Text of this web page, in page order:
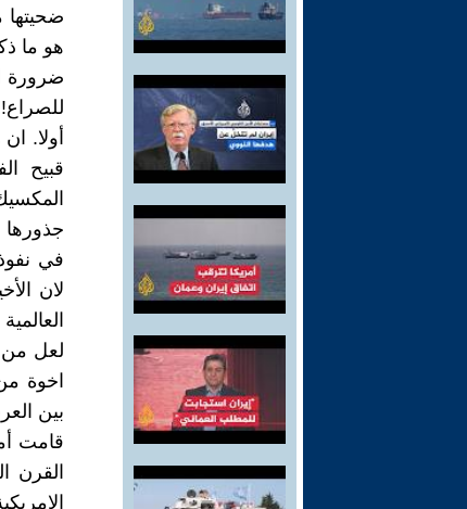
هو ما
ضرورة
أولا.
قبيح
جذورها
في
لان
لعل من
اخوة
بين
قامت
القرن